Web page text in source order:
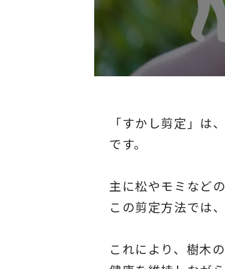
「すかし剪定」は
です。
主に松やモミなど
この剪定方法では
これにより、樹木